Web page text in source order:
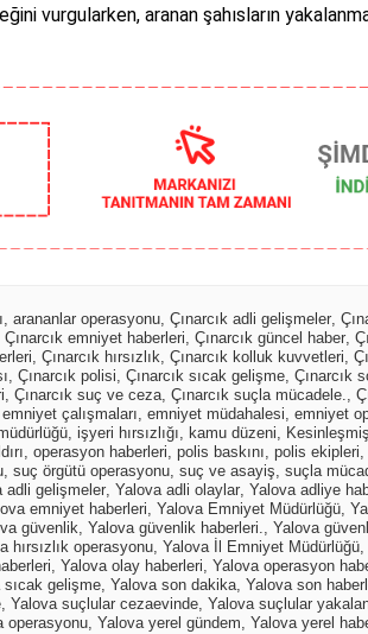
vurgularken, aranan şahısların
, arananlar operasyonu, Çınarcık adli gelişmeler,
Çınarcık emniyet haberleri, Çınarcık güncel haber,
, Çınarcık hırsızlık, Çınarcık kolluk kuvvetleri,
, Çınarcık polisi, Çınarcık sıcak gelişme, Çınarcık
, Çınarcık suç ve ceza, Çınarcık suçla mücadele.,
emniyet çalışmaları, emniyet müdahalesi, emniyet
, işyeri hırsızlığı, kamu düzeni,
, operasyon haberleri, polis baskını, polis ekipleri,
, suç örgütü operasyonu, suç ve asayiş, suçla
adli gelişmeler, Yalova adli olaylar, Yalova adliye
emniyet haberleri, Yalova Emniyet Müdürlüğü,
güvenlik, Yalova güvenlik haberleri., Yalova
hırsızlık operasyonu, Yalova İl Emniyet Müdürlüğü,
, Yalova olay haberleri, Yalova operasyon
sıcak gelişme, Yalova son dakika, Yalova son
, Yalova suçlular cezaevinde, Yalova suçlular
operasyonu, Yalova yerel gündem, Yalova yerel